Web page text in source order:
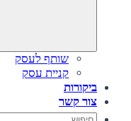
שותף לעסק
קניית עסק
ביקורות
צור קשר
חיפוש: